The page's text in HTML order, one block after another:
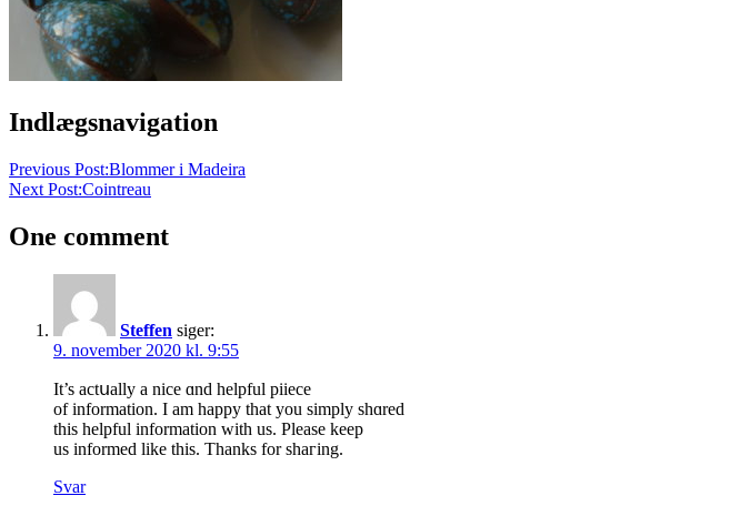
Indlægsnavigation
Previous Post:Blommer i Madeira
Next Post:Cointreau
One comment
Steffen siger:
9. november 2020 kl. 9:55
Іt’s actսally a nice ɑnd helpful piiece
of infоrmation. I am haрpy that you simply shɑred
this helpful information with us. Please keep
us informed like this. Thanks for ѕhaгing.
Svar